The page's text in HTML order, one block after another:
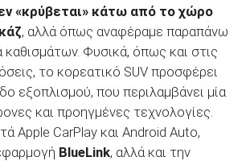
«κρύβεται» κάτω από το χώρο
, αλλά όπως αναφέραμε παραπάνω
καθισμάτων. Φυσικά, όπως και στις
το κορεατικό SUV προσφέρει
εξοπλισμού, που περιλαμβάνει μία
και προηγμένες τεχνολογίες.
Apple CarPlay και Android Auto,
BlueLink, αλλά και την